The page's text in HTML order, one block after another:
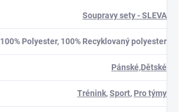
Soupravy sety - SLEVA
100% Polyester, 100% Recyklovaný polyester
Pánské,Dětské
Trénink,Sport, Pro týmy